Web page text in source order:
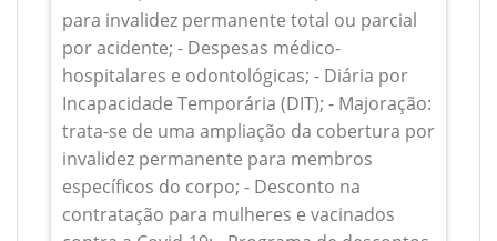
para invalidez permanente total ou parcial
por acidente; - Despesas médico-
hospitalares e odontológicas; - Diária por
Incapacidade Temporária (DIT); - Majoração:
trata-se de uma ampliação da cobertura por
invalidez permanente para membros
específicos do corpo; - Desconto na
contratação para mulheres e vacinados